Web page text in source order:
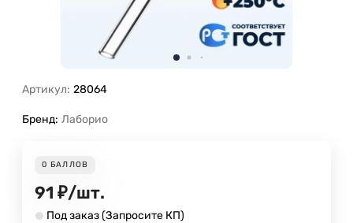
Артикул: 28064
Бренд: Лаборио
0 БАЛЛОВ
91 ₽/шт.
Под заказ (Запросите КП)